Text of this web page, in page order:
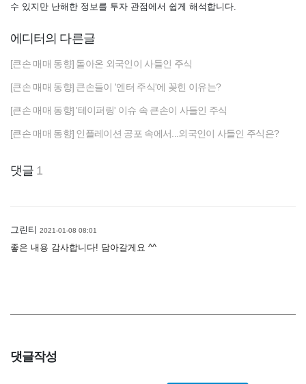
수 있지만 난해한 정보를 투자 관점에서 쉽게 해석합니다.
에디터의 다른글
[큰손 매매 동향] 돌아온 외국인이 사들인 주식
[큰손 매매 동향] 큰손들이 '엔터 주식'에 꽂힌 이유는?
[큰손 매매 동향] '테이퍼링' 이슈 속 큰손이 사들인 주식
[큰손 매매 동향] 인플레이션 공포 속에서...외국인이 사들인 주식은?
댓글 1
그린티 2021-01-08 08:01
좋은 내용 감사합니다! 담아갈게요 ^^
댓글작성